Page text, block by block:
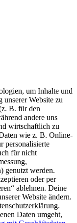
um Inhalte und
unserer Website zu
B. für den
andere uns
wirtschaftlich zu
wie z. B. Online-
personalisierte
für nicht
genutzt werden.
oder per
ablehnen. Deine
Website ändern.
Daten umgeht,